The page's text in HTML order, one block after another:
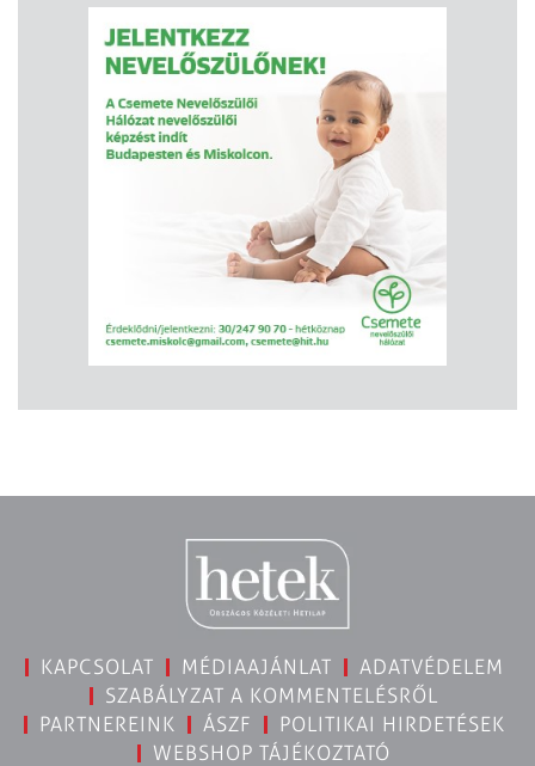
KAPCSOLAT MÉDIAAJÁNLAT
ADATVÉDELEM
SZABÁLYZAT A KOMMENTELÉSRŐL
PARTNEREINK
ÁSZF
POLITIKAI HIRDETÉSEK
WEBSHOP TÁJÉKOZTATÓ